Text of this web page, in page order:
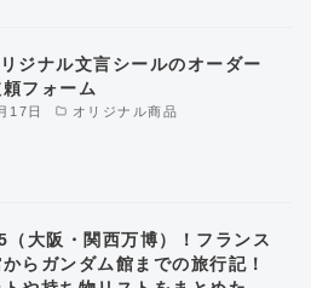
17日 オリジナル商品
ジナル文言シールのオーダー
フォーム
大阪・関西万博）！フランス
らガンダム館までの旅行記！